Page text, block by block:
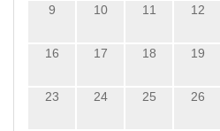
9 10 11 12
16 17 18 19
23 24 25 26